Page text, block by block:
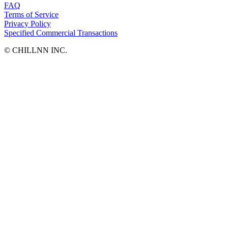
FAQ
Terms of Service
Privacy Policy
Specified Commercial Transactions
©︎ CHILLNN INC.